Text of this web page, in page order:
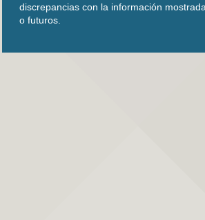
discrepancias con la información
o futuros.